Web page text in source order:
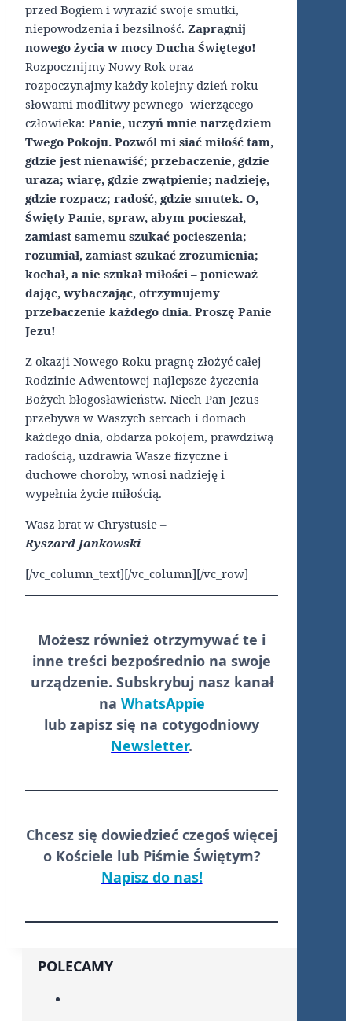
przed Bogiem i wyrazić swoje smutki,
niepowodzenia i bezsilność. Zapragnij
nowego życia w mocy Ducha Świętego!
Rozpocznijmy Nowy Rok oraz
rozpoczynajmy każdy kolejny dzień roku
słowami modlitwy pewnego wierzącego
człowieka: Panie, uczyń mnie narzędziem
Twego Pokoju. Pozwól mi siać miłość tam,
gdzie jest nienawiść; przebaczenie, gdzie
uraza; wiarę, gdzie zwątpienie; nadzieję,
gdzie rozpacz; radość, gdzie smutek. O,
Święty Panie, spraw, abym pocieszał,
zamiast samemu szukać pocieszenia;
rozumiał, zamiast szukać zrozumienia;
kochał, a nie szukał miłości – ponieważ
dając, wybaczając, otrzymujemy
przebaczenie każdego dnia. Proszę Panie
Jezu!
Z okazji Nowego Roku pragnę złożyć całej
Rodzinie Adwentowej najlepsze życzenia
Bożych błogosławieństw. Niech Pan Jezus
przebywa w Waszych sercach i domach
każdego dnia, obdarza pokojem, prawdziwą
radością, uzdrawia Wasze fizyczne i
duchowe choroby, wnosi nadzieję i
wypełnia życie miłością.
Wasz brat w Chrystusie –
Ryszard Jankowski
[/vc_column_text][/vc_column][/vc_row]
Możesz również otrzymywać te i
inne treści bezpośrednio na swoje
urządzenie. Subskrybuj nasz kanał
na WhatsAppie
lub zapisz się na cotygodniowy
Newsletter.
Chcesz się dowiedzieć czegoś więcej
o Kościele lub Piśmie Świętym?
Napisz do nas!
POLECAMY